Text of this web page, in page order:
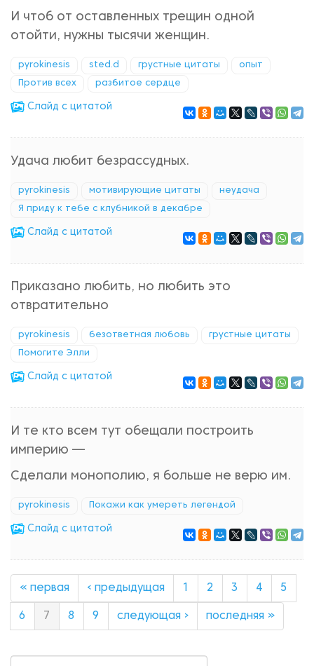
И чтоб от оставленных трещин одной
отойти, нужны тысячи женщин.
pyrokinesis sted.d грустные цитаты опыт
Против всех разбитое сердце
Cлайд с цитатой
Удача любит безрассудных.
pyrokinesis мотивирующие цитаты неудача
Я приду к тебе с клубникой в декабре
Cлайд с цитатой
Приказано любить, но любить это
отвратительно
pyrokinesis безответная любовь грустные цитаты
Помогите Элли
Cлайд с цитатой
И те кто всем тут обещали построить
империю —
Сделали монополию, я больше не верю им.
pyrokinesis Покажи как умереть легендой
Cлайд с цитатой
« первая ‹ предыдущая 2 3 4 5
6 7 8 9 следующая › последняя »